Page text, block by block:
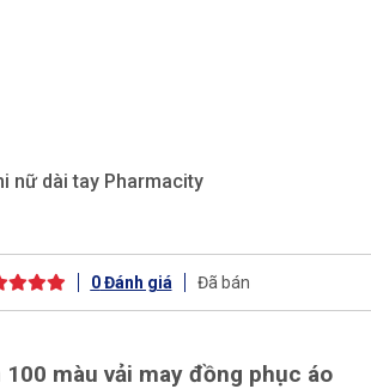
nữ dài tay Pharmacity
0Đánh giá
Đã bán
màu vải may đồng phục áo